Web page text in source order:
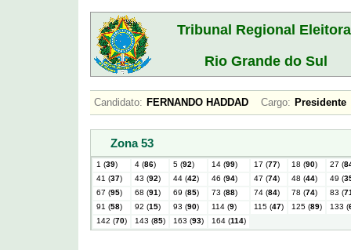
Tribunal Regional
Rio Grande do Sul
Candidato: FERNANDO HADDAD Cargo:
Zona 53
1 (39) 4 (86) 5 (92) 14 (99) 17 (77) 18 (90) 27 (
41 (37) 43 (92) 44 (42) 46 (94) 47 (74) 48 (44) 49 (
67 (95) 68 (91) 69 (85) 73 (88) 74 (84) 78 (74) 83 (
91 (58) 92 (15) 93 (90) 114 (9) 115 (47) 125 (89) 133 (
142 (70) 143 (85) 163 (93) 164 (114)